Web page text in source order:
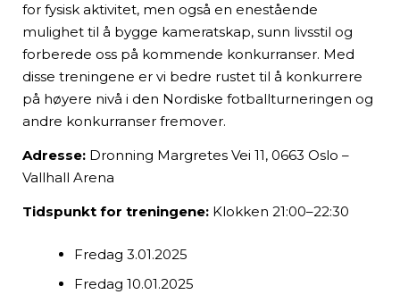
for fysisk aktivitet, men også en enestående
mulighet til å bygge kameratskap, sunn livsstil og
forberede oss på kommende konkurranser. Med
disse treningene er vi bedre rustet til å konkurrere
på høyere nivå i den Nordiske fotballturneringen og
andre konkurranser fremover.
Adresse: Dronning Margretes Vei 11, 0663 Oslo –
Vallhall Arena
Tidspunkt for treningene: Klokken 21:00–22:30
Fredag 3.01.2025
Fredag 10.01.2025